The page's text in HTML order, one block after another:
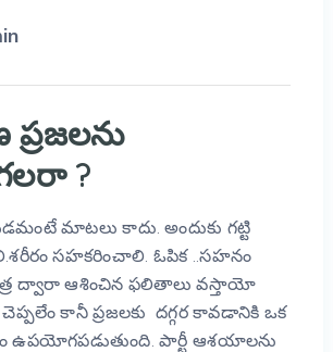
?
మాటలు కాదు. అందుకు గట్టి
సహకరించాలి. ఓపిక ..సహనం
ద్వారా ఆశించిన ఫలితాలు వస్తాయో
కానీ ప్రజలకు దగ్గర కావడానికి ఒక
ఉపయోగపడుతుంది. పార్టీ ఆశయాలను